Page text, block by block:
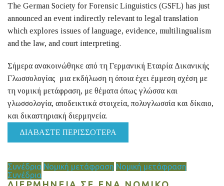
The German Society for Forensic Linguistics (GSFL) has just
announced an event indirectly relevant to legal translation
which explores issues of language, evidence, multilingualism
and the law, and court interpreting.
Σήμερα ανακοινώθηκε από τη Γερμανική Εταιρία Δικανικής
Γλωσσολογίας μια εκδήλωση η όποια έχει έμμεση σχέση με
τη νομική μετάφραση, με θέματα όπως γλώσσα και
γλωσσολογία, αποδεικτικά στοιχεία, πολυγλωσσία και δίκαιο,
και δικαστηριακή διερμηνεία.
ΔΙΑΒΆΣΤΕ ΠΕΡΙΣΣΌΤΕΡΑ
Συνέδρια Νομική μετάφραση Νομική μετάφραση
Συνέδρια